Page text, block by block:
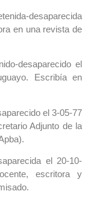
desaparecida
en una revista de
desaparecido el
Escribía en
el 3-05-77
Adjunto de la
el 20-10-
escritora y